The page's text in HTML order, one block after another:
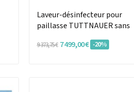
Laveur-désinfecteur pour
paillasse TUTTNAUER sans
9 373,75 € 7 499,00 € -20%